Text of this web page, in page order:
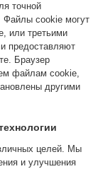
точной
Файлы cookie могут
или третьими
предоставляют
Браузер
файлам cookie,
другими
целей. Мы
и улучшения